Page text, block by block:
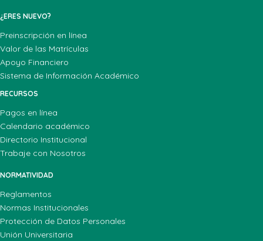
¿ERES NUEVO?
Preinscripción en línea
Valor de las Matrículas
Apoyo Financiero
Sistema de Información Académico
RECURSOS
Pagos en línea
Calendario académico
Directorio Institucional
Trabaje con Nosotros
NORMATIVIDAD
Reglamentos
Normas Institucionales
Protección de Datos Personales
Unión Universitaria